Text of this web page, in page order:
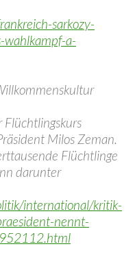
sarkozy-
wahlkampf-a-
Flüchtlingskurs
Milos Zeman.
Flüchtlinge
darunter
international/kritik-
nennt-